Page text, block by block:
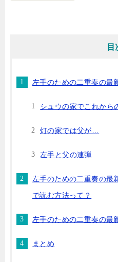
目
左手のための二重奏の最
シュウの家でこれから
灯の家では父が…
左手と父の連弾
左手のための二重奏の最
で読む方法って？
左手のための二重奏の最
まとめ